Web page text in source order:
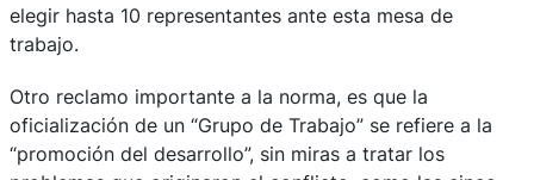
elegir hasta 10 representantes ante esta mesa de
trabajo.
Otro reclamo importante a la norma, es que la
oficialización de un “Grupo de Trabajo” se refiere a la
“promoción del desarrollo”, sin miras a tratar los